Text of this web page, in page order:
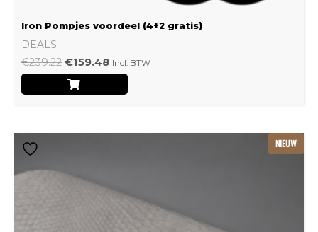
Iron Pompjes voordeel (4+2 gratis)
DEALS
€239.22 €159.48 Incl. BTW
NIEUW
meerdere
variaties.